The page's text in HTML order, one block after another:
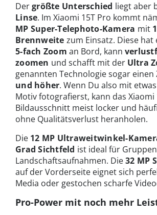
Dergrößte Unterschied liegt aber
Linse. Im Xiaomi 15T Pro kommt
MP Super-Telephoto-Kamera mit
Brennweite zum Einsatz. Diese hat
5-fach Zoom an Bord, kann
zoomen und schafft mit der Ultra
genannten Technologie sogar einen
und höher. Wenn Du also mit
Motiv fotografierst, kann das Xiaomi
Bildausschnitt meist locker und
ohne Qualitätsverlust heranholen.
Die 12 MP Ultraweitwinkel-
Grad Sichtfeld ist ideal für
Landschaftsaufnahmen. Die32 MP
auf der Vorderseite eignet sich
Media oder gestochen scharfe
Pro-Power mit noch mehr